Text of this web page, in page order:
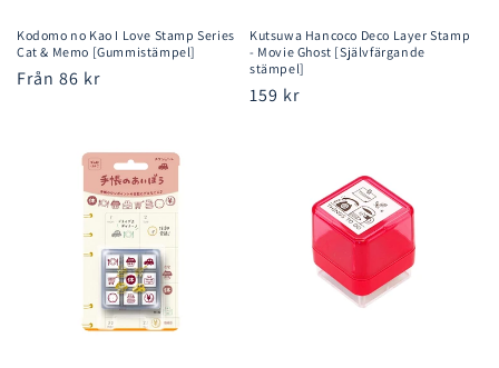
Kodomo no Kao I Love Stamp Series
Cat & Memo [Gummistämpel]
Ordinarie
Från 86 kr
Kutsuwa Hancoco Deco Layer Stamp
- Movie Ghost [Självfärgande
stämpel]
Ordinarie
159 kr